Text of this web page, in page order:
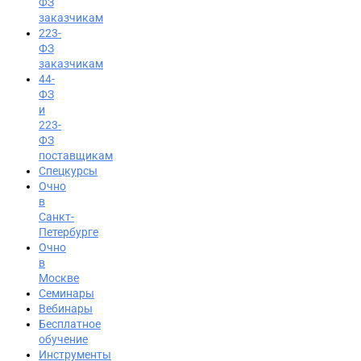
Вход на портал
8 (800) 200-85-28
заказчикам
223-
ФЗ
заказчикам
44-
ФЗ
и
223-
ФЗ
поставщикам
Спецкурсы
Очно
в
Санкт-
Петербурге
Очно
в
Москве
Семинары
Вебинары
Бесплатное
обучение
Инструменты